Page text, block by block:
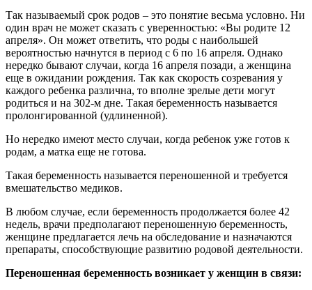
Так называемый срок родов – это понятие весьма условно. Ни
один врач не может сказать с уверенностью: «Вы родите 12
апреля». Он может ответить, что роды с наибольшей
вероятностью начнутся в период с 6 по 16 апреля. Однако
нередко бывают случаи, когда 16 апреля позади, а женщина
еще в ожидании рождения. Так как скорость созревания у
каждого ребенка различна, то вполне зрелые дети могут
родиться и на 302-м дне. Такая беременность называется
пролонгированной (удлиненной).
Но нередко имеют место случаи, когда ребенок уже готов к
родам, а матка еще не готова.
Такая беременность называется переношенной и требуется
вмешательство медиков.
В любом случае, если беременность продолжается более 42
недель, врачи предполагают переношенную беременность,
женщине предлагается лечь на обследование и назначаются
препараты, способствующие развитию родовой деятельности.
Переношенная беременность возникает у женщин в связи: